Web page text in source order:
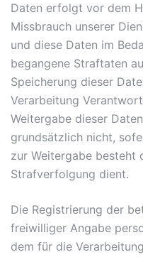
Daten erfolgt vor dem
Missbrauch unserer
und diese Daten im
begangene Straftaten
Speicherung dieser
Verarbeitung
Weitergabe dieser
grundsätzlich nicht,
zur Weitergabe besteht
Strafverfolgung dient.
Die Registrierung der
freiwilliger Angabe
dem für die